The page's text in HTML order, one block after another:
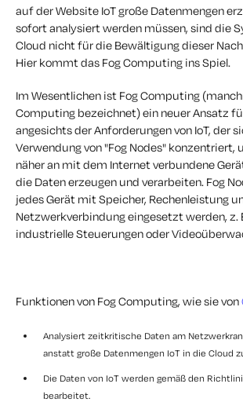
auf der Website IoT große Datenmengen
sofort analysiert werden müssen, sind die
Cloud nicht für die Bewältigung dieser
Hier kommt das Fog Computing ins Spiel.
Im Wesentlichen ist Fog Computing
Computing bezeichnet) ein neuer Ansatz
angesichts der Anforderungen von IoT, der
Verwendung von "Fog Nodes" konzentriert,
näher an mit dem Internet verbundene
die Daten erzeugen und verarbeiten. Fog
jedes Gerät mit Speicher, Rechenleistung
Netzwerkverbindung eingesetzt werden, z.
industrielle Steuerungen oder
Funktionen von Fog Computing, wie sie von
Analysiert zeitkritische Daten am
anstatt große Datenmengen IoT in die Cloud
Die Daten von IoT werden gemäß den
bearbeitet.